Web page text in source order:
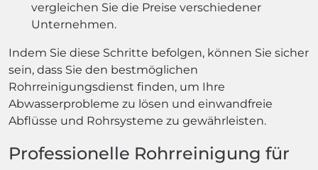
vergleichen Sie die Preise verschiedener
Unternehmen.
Indem Sie diese Schritte befolgen, können Sie sicher
sein, dass Sie den bestmöglichen
Rohrreinigungsdienst finden, um Ihre
Abwasserprobleme zu lösen und einwandfreie
Abflüsse und Rohrsysteme zu gewährleisten.
Professionelle Rohrreinigung für